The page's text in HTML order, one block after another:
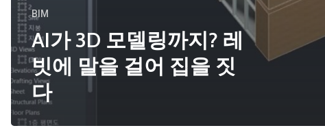
BIM
AI가 3D 모델링까지? 레
빗에 말을 걸어 집을 짓
다